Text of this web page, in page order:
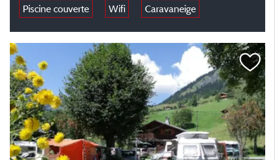
Piscine couverte Wifi Caravaneige